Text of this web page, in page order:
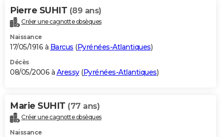
Pierre SUHIT (89 ans)
Créer une cagnotte obsèques
Naissance
17/05/1916 à Barcus (Pyrénées-Atlantiques)
Décès
08/05/2006 à Aressy(Pyrénées-Atlantiques)
Marie SUHIT (77 ans)
Créer une cagnotte obsèques
Naissance